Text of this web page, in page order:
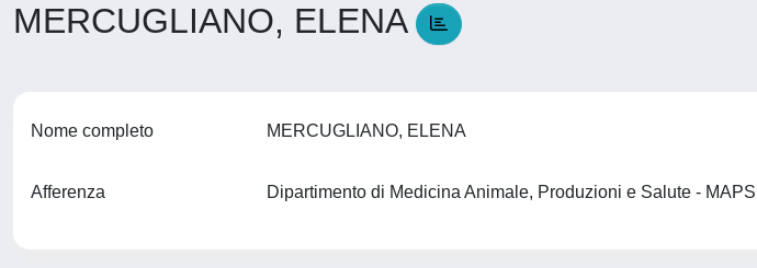
MERCUGLIANO, ELENA
Nome completo MERCUGLIANO, ELENA
Afferenza Dipartimento di Medicina Animale, Produzioni e Salute - MAPS